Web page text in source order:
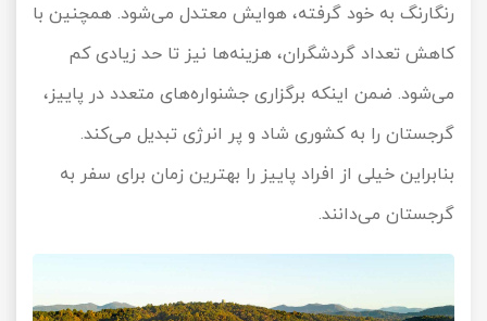
رنگارنگ به خود گرفته، هوایش معتدل می‌شود. همچنین با
کاهش تعداد گردشگران، هزینه‌ها نیز تا حد زیادی کم
می‌شود. ضمن اینکه برگزاری جشنواره‌های متعدد در پاییز،
گرجستان را به کشوری شاد و پر انرژی تبدیل می‌کند.
بنابراین خیلی از افراد پاییز را بهترین زمان برای سفر به
گرجستان می‌دانند.
تور اصفهان
تور ترکمن صحرا